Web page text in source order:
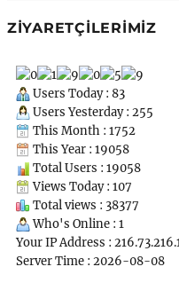
ZIYARETÇILERIMIZ
Users Today : 83
Users Yesterday : 255
This Month : 1752
This Year : 19058
Total Users : 19058
Views Today : 107
Total views : 38377
Who's Online : 1
Your IP Address :
Server Time : 2026-08-08